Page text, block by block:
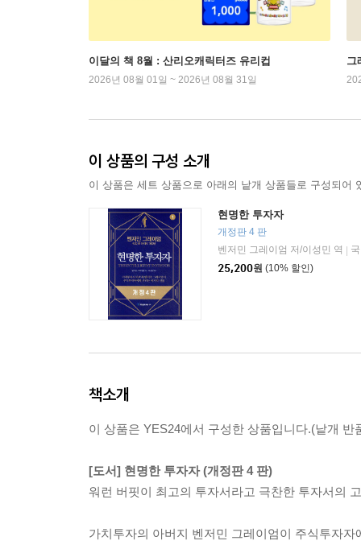
이달의 책 8월 : 산리오캐릭터즈 유리컵
2026년 08월 01일 ~ 2026년 08월 31일
그
이 상품의 구성 소개
이 상품은 세트 상품으로 아래의 낱개 상품들로 구성되어
현명한 투자자
개정판 4 판
벤저민 그레이엄 저/이성민 역
25,200원 (10% 할인)
책소개
이 상품은 YES24에서 구성한 상품입니다.(낱개 반
[도서] 현명한 투자자 (개정판 4 판)
워런 버핏이 최고의 투자서라고 극찬한 투자서의
가치투자의 아버지 벤저민 그레이엄이 주식투자자